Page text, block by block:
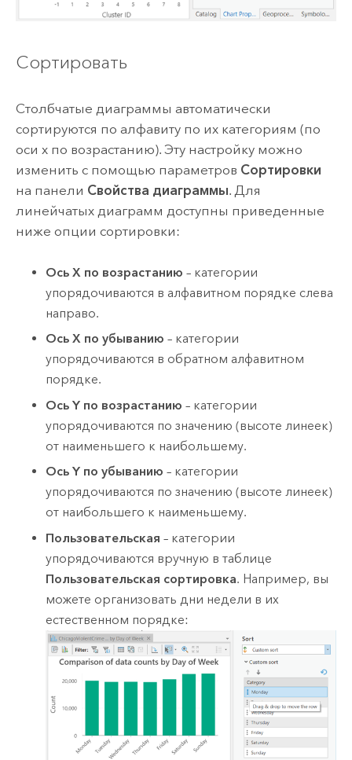
Сортировать
Столбчатые диаграммы автоматически
сортируются по алфавиту по их категориям (по
оси x по возрастанию). Эту настройку можно
изменить с помощью параметров Сортировки
на панели Свойства диаграммы. Для
линейчатых диаграмм доступны приведенные
ниже опции сортировки:
Ось X по возрастанию – категории
упорядочиваются в алфавитном порядке слева
направо.
Ось X по убыванию – категории
упорядочиваются в обратном алфавитном
порядке.
Ось Y по возрастанию – категории
упорядочиваются по значению (высоте линеек)
от наименьшего к наибольшему.
Ось Y по убыванию – категории
упорядочиваются по значению (высоте линеек)
от наибольшего к наименьшему.
Пользовательская – категории
упорядочиваются вручную в таблице
Пользовательская сортировка. Например, вы
можете организовать дни недели в их
естественном порядке: